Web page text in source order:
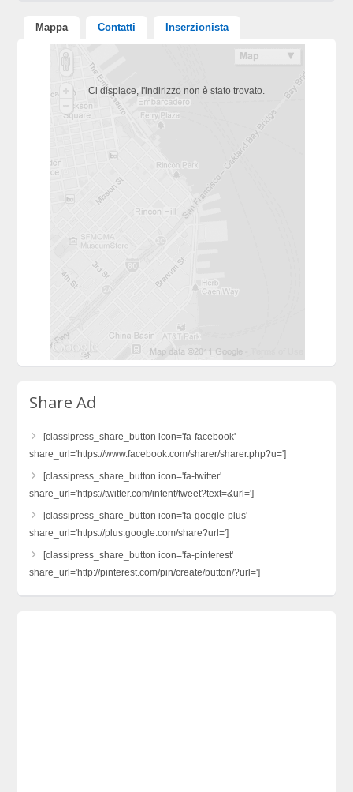
Mappa Contatti Inserzionista
Ci dispiace, l'indirizzo non è stato trovato.
Share Ad
[classipress_share_button icon='fa-facebook'
share_url='https://www.facebook.com/sharer/sharer.php?u=']
[classipress_share_button icon='fa-twitter'
share_url='https://twitter.com/intent/tweet?text=&url=']
[classipress_share_button icon='fa-google-plus'
share_url='https://plus.google.com/share?url=']
[classipress_share_button icon='fa-pinterest'
share_url='http://pinterest.com/pin/create/button/?url=']